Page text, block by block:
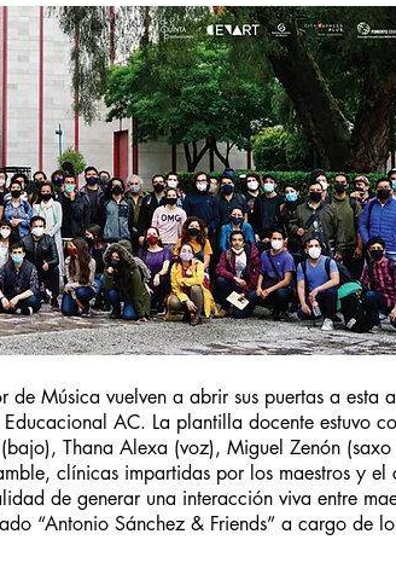
de Música vuelven a abrir sus puertas a esta
AC. La plantilla docente estuvo
Thana Alexa (voz), Miguel Zenón
clínicas impartidas por los maestros y el
de generar una interacción viva entre
“Antonio Sánchez & Friends” a cargo de